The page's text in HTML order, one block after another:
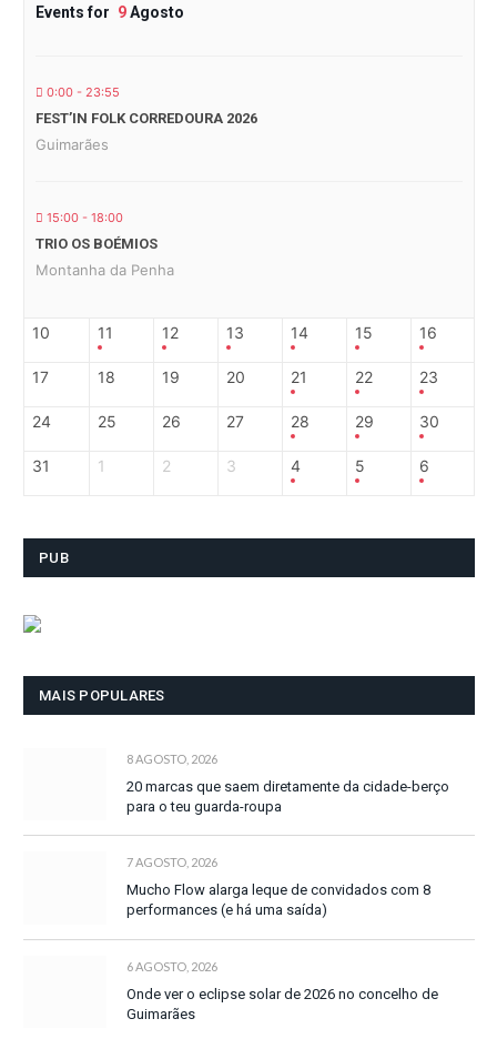
Events for 9Agosto
0:00 - 23:55
FEST’IN FOLK CORREDOURA 2026
Guimarães
15:00 - 18:00
TRIO OS BOÉMIOS
Montanha da Penha
10 11 12 13 14 15 16
17 18 19 20 21 22 23
24 25 26 27 28 29 30
31 1 2 3 4 5 6
PUB
MAIS POPULARES
8 AGOSTO, 2026
20 marcas que saem diretamente da cidade-berço
para o teu guarda-roupa
7 AGOSTO, 2026
Mucho Flow alarga leque de convidados com 8
performances (e há uma saída)
6 AGOSTO, 2026
Onde ver o eclipse solar de 2026 no concelho de
Guimarães